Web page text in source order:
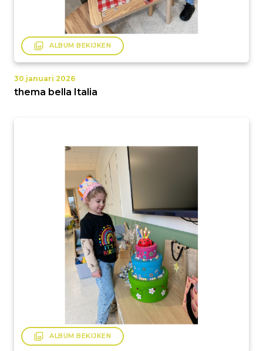
filter ALBUM BEKIJKEN
30 januari 2026
thema bella Italia
filter ALBUM BEKIJKEN